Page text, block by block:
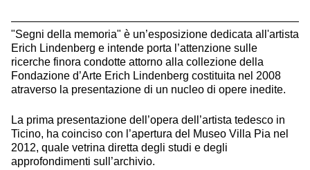
"Segni della memoria" è un’esposizione dedicata all'artista
Erich Lindenberg e intende porta l’attenzione sulle
ricerche finora condotte attorno alla collezione della
Fondazione d’Arte Erich Lindenberg costituita nel 2008
atraverso la presentazione di un nucleo di opere inedite.
La prima presentazione dell’opera dell’artista tedesco in
Ticino, ha coinciso con l’apertura del Museo Villa Pia nel
2012, quale vetrina diretta degli studi e degli
approfondimenti sull’archivio.